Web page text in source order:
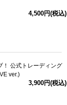
4,500円(税込)
！ 公式トレーディング
ver.)
3,900円(税込)